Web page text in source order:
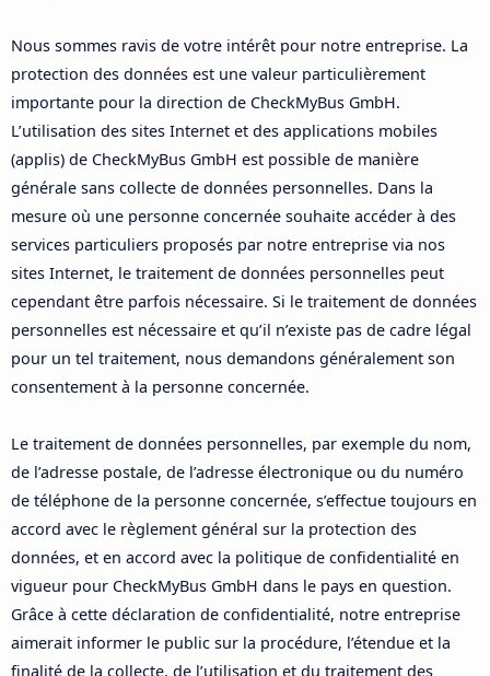
Nous sommes ravis de votre intérêt pour notre entreprise. La
protection des données est une valeur particulièrement
importante pour la direction de CheckMyBus GmbH.
L’utilisation des sites Internet et des applications mobiles
(applis) de CheckMyBus GmbH est possible de manière
générale sans collecte de données personnelles. Dans la
mesure où une personne concernée souhaite accéder à des
services particuliers proposés par notre entreprise via nos
sites Internet, le traitement de données personnelles peut
cependant être parfois nécessaire. Si le traitement de données
personnelles est nécessaire et qu’il n’existe pas de cadre légal
pour un tel traitement, nous demandons généralement son
consentement à la personne concernée.
Le traitement de données personnelles, par exemple du nom,
de l’adresse postale, de l’adresse électronique ou du numéro
de téléphone de la personne concernée, s’effectue toujours en
accord avec le règlement général sur la protection des
données, et en accord avec la politique de confidentialité en
vigueur pour CheckMyBus GmbH dans le pays en question.
Grâce à cette déclaration de confidentialité, notre entreprise
aimerait informer le public sur la procédure, l’étendue et la
finalité de la collecte, de l’utilisation et du traitement des